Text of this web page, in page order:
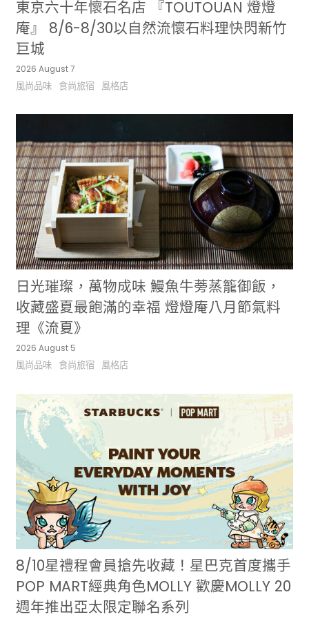
東京六十年懷石名店 『TOUTOUAN 燈燈
庵』 8/6-8/30以自然流懷石料理快閃新竹
巨城
2026 August 7
風尚品味 食尚旅宿 風格店
日光璀璨，萬物成味 鰻魚牛蒡蒸籠御飯，
收藏盛夏最飽滿的幸福 燈燈庵八月節氣料
理《流夏》
2026 August 5
風尚品味 食尚旅宿 風格店
8/10星禮程會員搶先收藏！星巴克首度攜手
POP MART經典角色MOLLY 歡慶MOLLY 20
週年推出亞太限定聯名系列